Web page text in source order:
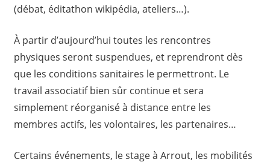
(débat, éditathon wikipédia, ateliers…).
À partir d’aujourd’hui toutes les rencontres
physiques seront suspendues, et reprendront dès
que les conditions sanitaires le permettront. Le
travail associatif bien sûr continue et sera
simplement réorganisé à distance entre les
membres actifs, les volontaires, les partenaires…
Certains événements, le stage à Arrout, les mobilités